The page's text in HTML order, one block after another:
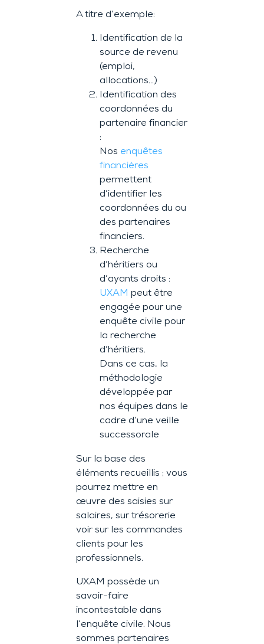
A titre d’exemple:
Identification de la
source de revenu
(emploi,
allocations…)
Identification des
coordonnées du
partenaire financier
:
Nos enquêtes
financières
permettent
d’identifier les
coordonnées du ou
des partenaires
financiers.
Recherche
d’héritiers ou
d’ayants droits :
UXAM peut être
engagée pour une
enquête civile pour
la recherche
d’héritiers.
Dans ce cas, la
méthodologie
développée par
nos équipes dans le
cadre d’une veille
successorale
Sur la base des
éléments recueillis ; vous
pourrez mettre en
œuvre des saisies sur
salaires, sur trésorerie
voir sur les commandes
clients pour les
professionnels.
UXAM possède un
savoir-faire
incontestable dans
l’enquête civile. Nous
sommes partenaires